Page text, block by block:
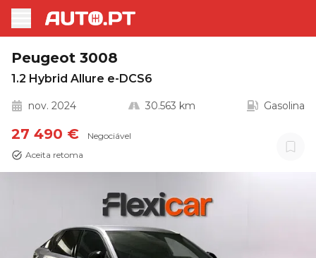
Peugeot 3008
1.2 Hybrid Allure e-DCS6
nov. 2024 30.563 km Gasolina
27 490 €
Negociável
Aceita retoma